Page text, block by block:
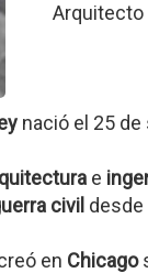
Arquitecto
nació el 25
e
civil desde
en Chicago